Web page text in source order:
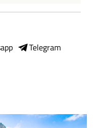
Telegram